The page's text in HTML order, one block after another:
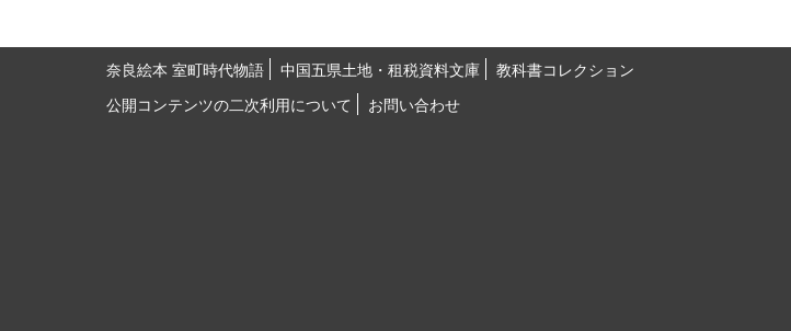
奈良絵本 室町時代物語 中国五県土地・租税資料文庫
教科書コレクション
公開コンテンツの二次利用について
お問い合わせ